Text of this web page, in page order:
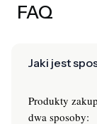
FAQ
Jaki jest
Produkty
dwa sposoby: